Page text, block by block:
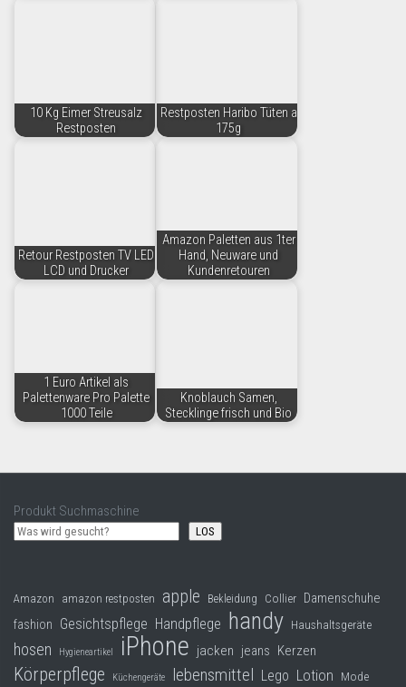
10 Kg Eimer Streusalz
Restposten
Restposten Haribo Tüten a
175g
Retour Restposten TV LED
LCD und Drucker
Amazon Paletten aus 1ter
Hand, Neuware und
Kundenretouren
1 Euro Artikel als
Palettenware Pro Palette
1000 Teile
Knoblauch Samen,
Stecklinge frisch und Bio
Produkt Suchmaschine
LOS
Amazon amazon restposten apple Bekleidung Collier Damenschuhe
fashion Gesichtspflege Handpflege handy Haushaltsgeräte
hosen Hygieneartikel iPhone jacken jeans Kerzen
Körperpflege Küchengeräte lebensmittel Lego Lotion Mode